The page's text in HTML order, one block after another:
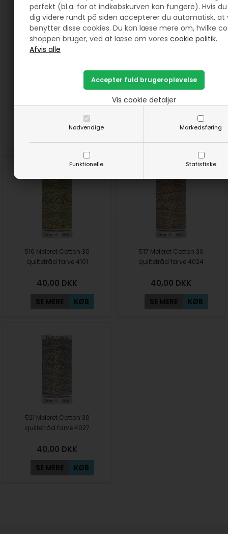
perfekt (bl.a. for at indkøbskurven kan fungere). Hvis du
dig videre rundt på siden accepterer du automatisk, at
benytter disse cookies. Du kan læse mere om, hvilke
shoppen bruger, ved at læse om vorescookie politik.
Nødvendige Markedsføring
Funktionelle Statistiske
Vis cookie detaljer
515 Meleret Cotton 30
quiltetråd farve 4026
516 Meleret Cotton 30
quiltetråd farve 4101
40,00 DKK
SE MERE KØB
517 Meleret Cotton 30
quiltetråd farve 4024
40,00 DKK
SE MERE KØB
521 Meleret Cotton 30
quiltetråd farve 4027
40,00 DKK
SE MERE KØB